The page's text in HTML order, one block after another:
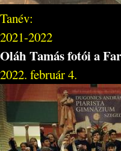
Tanév:
2021-2022
Oláh Tamás fotói a
2022. február 4.